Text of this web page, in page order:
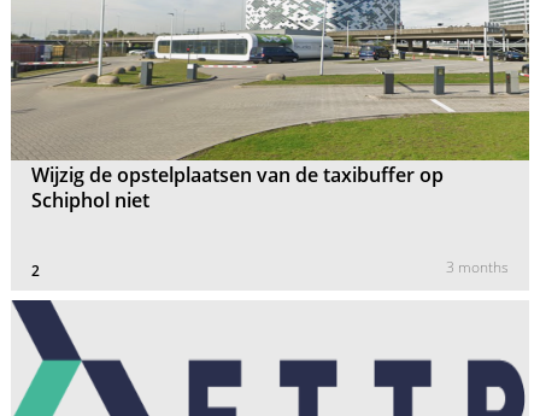
Wijzig de opstelplaatsen van de taxibuffer op
Schiphol niet
2 3 months